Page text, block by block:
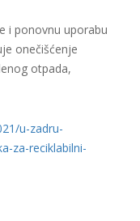
i ponovnu uporabu
onečišćenje
otpada,
u-zadru-
za-reciklabilni-